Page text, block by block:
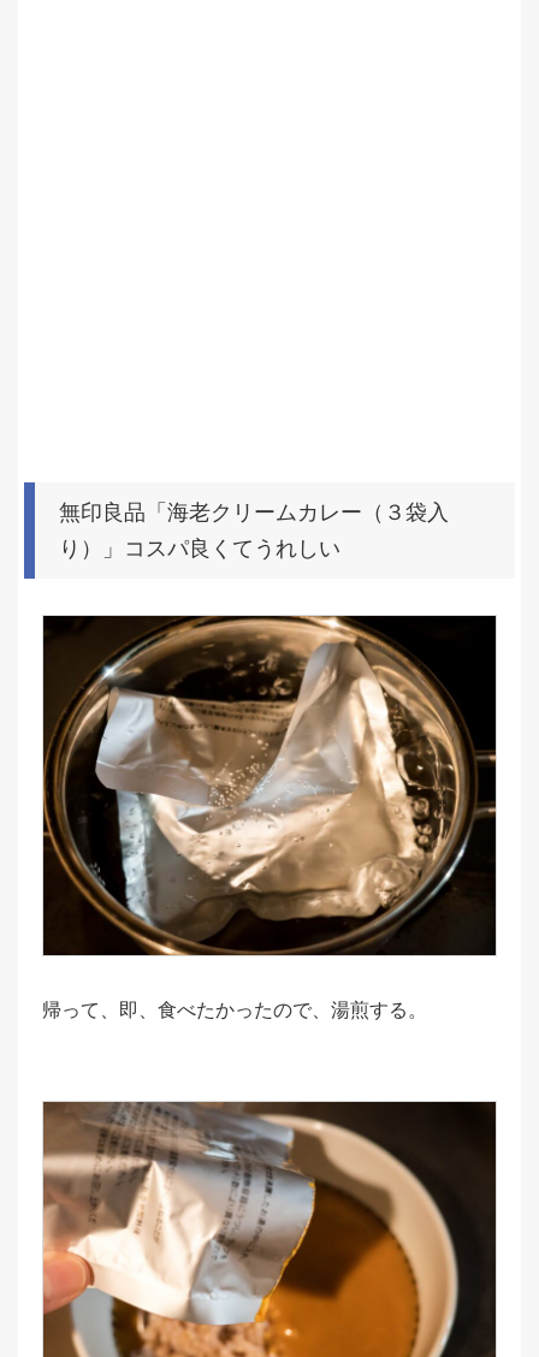
無印良品「海老クリームカレー（３袋入
り）」コスパ良くてうれしい
帰って、即、食べたかったので、湯煎する。